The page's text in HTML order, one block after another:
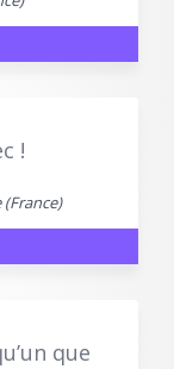
!
que